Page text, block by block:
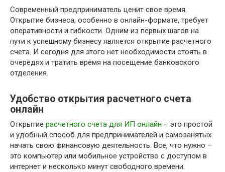
Современный предприниматель ценит свое время.
Открытие бизнеса, особенно в онлайн-формате, требует
оперативности и гибкости. Одним из первых шагов на
пути к успешному бизнесу является открытие расчетного
счета. И сегодня для этого нет необходимости стоять в
очередях и тратить время на посещение банковского
отделения.
Удобство открытия расчетного счета
онлайн
Открытие расчетного счета для ИП онлайн – это простой
и удобный способ для предпринимателей и самозанятых
начать свою финансовую деятельность. Все, что нужно –
это компьютер или мобильное устройство с доступом в
интернет и несколько минут свободного времени.